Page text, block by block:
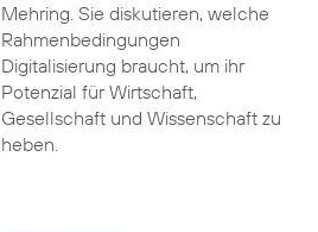
Mehring. Sie diskutieren, welche
Rahmenbedingungen
Digitalisierung braucht, um ihr
Potenzial für Wirtschaft,
Gesellschaft und Wissenschaft zu
heben.